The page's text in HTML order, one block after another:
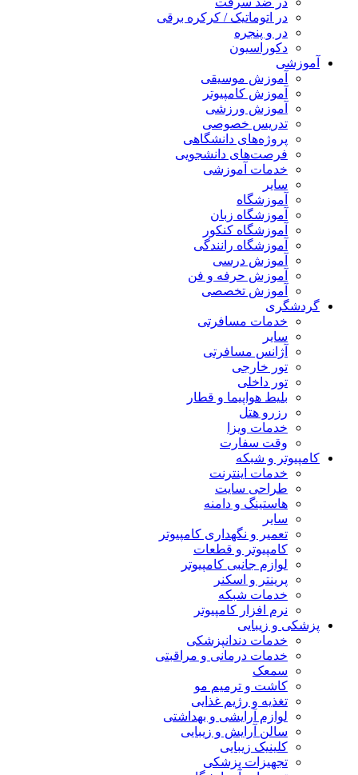
در اتوماتیک / کرکره برقی
در و پنجره
دکوراسیون
آموزشی
آموزش موسیقی
آموزش کامپیوتر
آموزش ورزشی
تدریس خصوصی
پروژه‌های دانشگاهی
فرصت‌های دانشجویی
خدمات آموزشی
سایر
آموزشگاه
آموزشگاه زبان
آموزشگاه کنکور
آموزشگاه رانندگی
آموزش درسی
آموزش حرفه و فن
آموزش تخصصی
گردشگری
خدمات مسافرتی
سایر
آژانس مسافرتی
تور خارجی
تور داخلی
بلیط هواپیما و قطار
رزرو هتل
خدمات ویزا
وقت سفارت
کامپیوتر و شبکه
خدمات اینترنت
طراحی سایت
هاستینگ و دامنه
سایر
تعمیر و نگهداری کامپیوتر
کامپیوتر و قطعات
لوازم جانبی کامپیوتر
پرینتر و اسکنر
خدمات شبکه
نرم افزار کامپیوتر
پزشکی و زیبایی
خدمات دندانپزشکی
خدمات درمانی و مراقبتی
سمعک
کاشت و ترمیم مو
تغذیه و رژیم غذایی
لوازم آرایشی و بهداشتی
سالن آرایش و زیبایی
کلینیک زیبایی
تجهیزات پزشکی